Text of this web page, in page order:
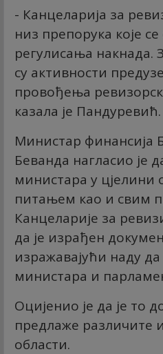
- Канцеларија за
низ препорука које
регулисања накнада.
су активности
провођења
казала је Пандуревић.
Министар финансија
Беванда нагласио је
министара у
питањем као и свим
Канцеларије за
да је израђен
изражавајући наду да
министара и
Оцијенио је да је то
предлаже различите
области.